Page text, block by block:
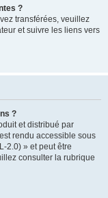
?
transférées, veuillez
et suivre les liens vers
?
et distribué par
rendu accessible sous
2.0) » et peut être
consulter la rubrique